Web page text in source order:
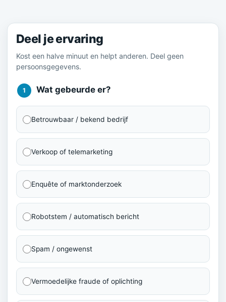
Deel je ervaring
Kost een halve minuut en helpt anderen. Deel geen
persoonsgegevens.
1 Wat gebeurde er?
Betrouwbaar / bekend bedrijf
Verkoop of telemarketing
Enquête of marktonderzoek
Robotstem / automatisch bericht
Spam / ongewenst
Vermoedelijke fraude of oplichting